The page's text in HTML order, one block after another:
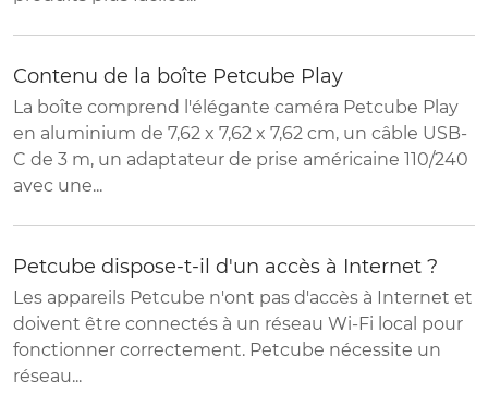
Contenu de la boîte Petcube Play
La boîte comprend l'élégante caméra Petcube Play
en aluminium de 7,62 x 7,62 x 7,62 cm, un câble USB-
C de 3 m, un adaptateur de prise américaine 110/240
avec une...
Petcube dispose-t-il d'un accès à Internet ?
Les appareils Petcube n'ont pas d'accès à Internet et
doivent être connectés à un réseau Wi-Fi local pour
fonctionner correctement. Petcube nécessite un
réseau...